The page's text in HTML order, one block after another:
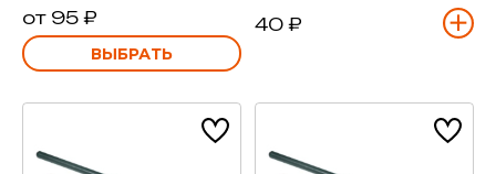
от 95 ₽
ВЫБРАТЬ
40 ₽